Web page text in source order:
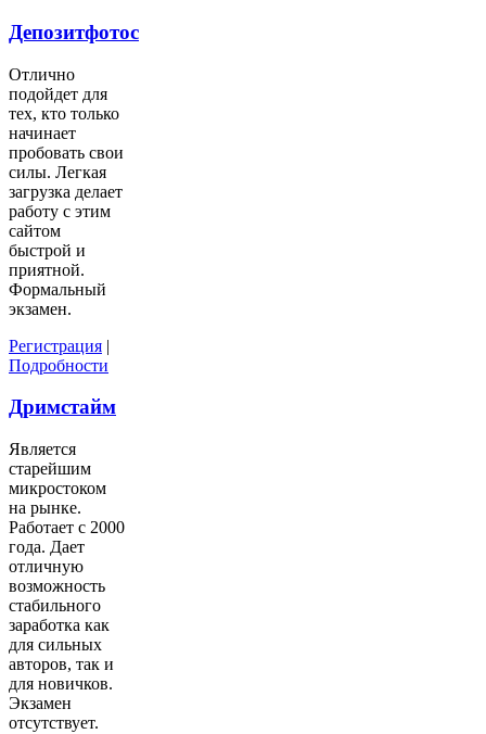
Депозитфотос
Отлично
подойдет для
тех, кто только
начинает
пробовать свои
силы. Легкая
загрузка делает
работу с этим
сайтом
быстрой и
приятной.
Формальный
экзамен.
Регистрация |
Подробности
Дримстайм
Является
старейшим
микростоком
на рынке.
Работает с 2000
года. Дает
отличную
возможность
стабильного
заработка как
для сильных
авторов, так и
для новичков.
Экзамен
отсутствует.